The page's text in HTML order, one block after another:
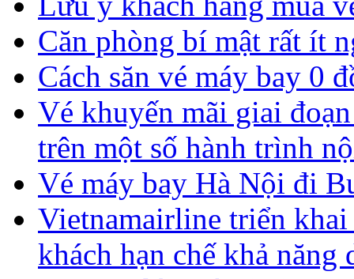
Căn phòng bí mật rất ít
Cách săn vé máy bay 0
Vé khuyến mãi giai
trên một số hành trình
Vé máy bay Hà Nội đi
Vietnamairline triển
khách hạn chế khả năng